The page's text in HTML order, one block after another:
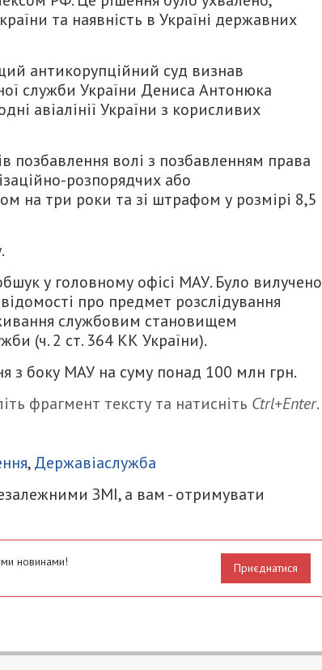
та наявність в Україні державних
антикорупційний суд визнав
служби України Дениса Антонюка
авіалінії України з корисливих
позбавлення волі з позбавленням права
розпорядчих або
на три роки та зі штрафом у розмірі 8,5
у головному офісі МАУ. Було вилучено
про предмет розслідування
службовим становищем
(ч. 2 ст. 364 КК України).
з боку МАУ на суму понад 100 млн грн.
фрагмент тексту та натисніть Ctrl+Enter.
,Державіаслужба
ЗМІ, а вам - отримувати
новинами! Приєднатися